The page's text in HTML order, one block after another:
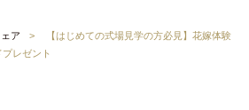
ア
【はじめての式場見学の方必見】花嫁体験
レゼント